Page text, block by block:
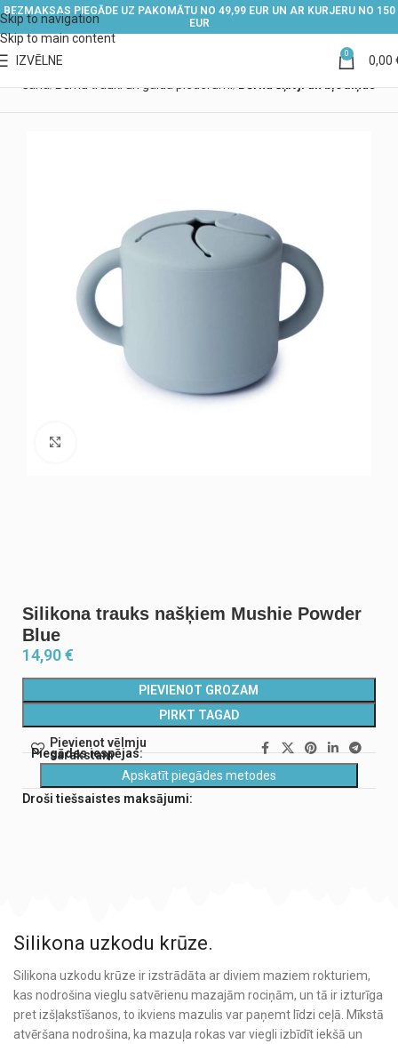
Skip to navigation
Skip to main content
BEZMAKSAS PIEGĀDE UZ PAKOMĀTU NO 49,99 EUR UN AR KURJERU NO 150
EUR
IZVĒLNE 0 0,00
Silikona trauks našķiem Mushie Powder
Blue
14,90€
PIEVIENOT GROZAM
PIRKT TAGAD
Pievienot vēlmju
sarakstam
Piegādes iespējas:
Apskatīt piegādes metodes
Droši tiešsaistes maksājumi:
Silikona uzkodu krūze.
Silikona uzkodu krūze ir izstrādāta ar diviem maziem rokturiem,
kas nodrošina vieglu satvērienu mazajām rociņām, un tā ir izturīga
pret izšļakstīšanos, to ikviens mazulis var paņemt līdzi ceļā. Mīkstā
atvēršana nodrošina, ka mazuļa rokas var viegli izbīdīt iekšā un